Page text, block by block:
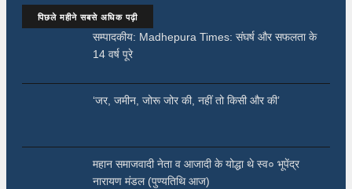
पिछले महीने सबसे अधिक पढ़ी
सम्पादकीय: Madhepura Times: संघर्ष और सफलता के
14 वर्ष पूरे
‘जर, जमीन, जोरू जोर की, नहीं तो किसी और की’
महान समाजवादी नेता व आजादी के योद्धा थे स्व० भूपेंद्र
नारायण मंडल (पुण्यतिथि आज)